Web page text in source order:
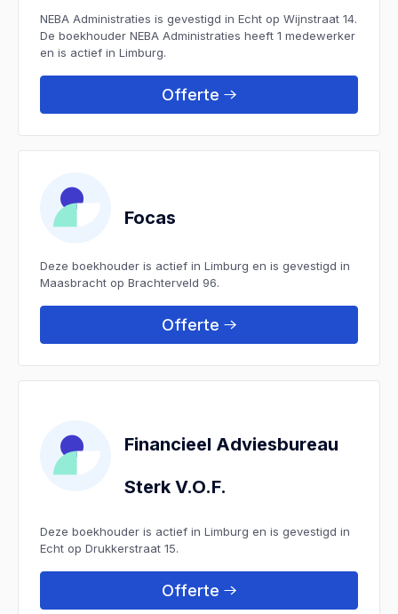
NEBA Administraties is gevestigd in Echt op Wijnstraat 14.
De boekhouder NEBA Administraties heeft 1 medewerker
en is actief in Limburg.
Offerte
Focas
Deze boekhouder is actief in Limburg en is gevestigd in
Maasbracht op Brachterveld 96.
Offerte
Financieel Adviesbureau
Sterk V.O.F.
Deze boekhouder is actief in Limburg en is gevestigd in
Echt op Drukkerstraat 15.
Offerte